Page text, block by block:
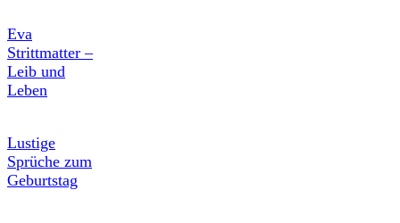
Eva
Strittmatter –
Leib und
Leben
Lustige
Sprüche zum
Geburtstag